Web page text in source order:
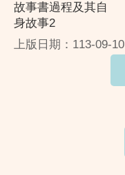
故事書過程及其自
身故事2
上版日期：113-09-10